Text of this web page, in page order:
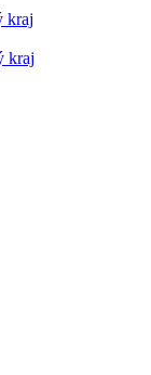
kraj
kraj